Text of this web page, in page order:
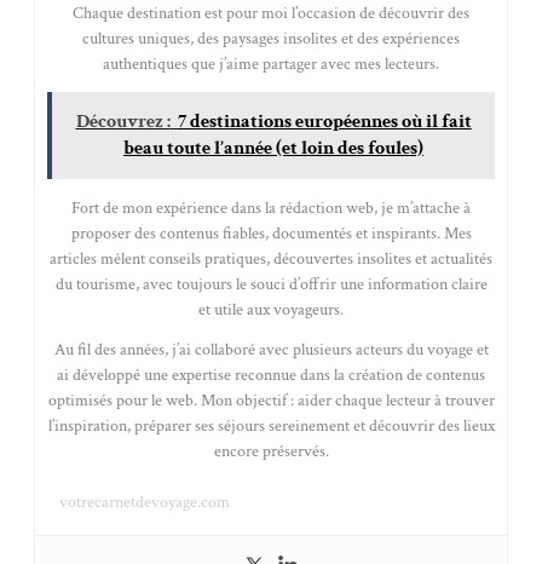
Chaque destination est pour moi l’occasion de découvrir des
cultures uniques, des paysages insolites et des expériences
authentiques que j’aime partager avec mes lecteurs.
Découvrez : 7 destinations européennes où il fait
beau toute l’année (et loin des foules)
Fort de mon expérience dans la rédaction web, je m’attache à
proposer des contenus fiables, documentés et inspirants. Mes
articles mêlent conseils pratiques, découvertes insolites et actualités
du tourisme, avec toujours le souci d’offrir une information claire
et utile aux voyageurs.
Au fil des années, j’ai collaboré avec plusieurs acteurs du voyage et
ai développé une expertise reconnue dans la création de contenus
optimisés pour le web. Mon objectif : aider chaque lecteur à trouver
l’inspiration, préparer ses séjours sereinement et découvrir des lieux
encore préservés.
votrecarnetdevoyage.com